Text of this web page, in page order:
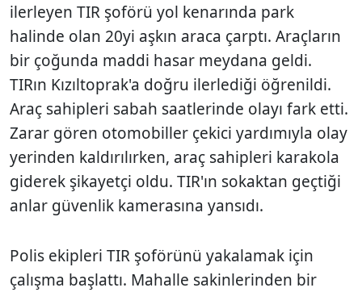
ilerleyen TIR şoförü yol kenarında park
halinde olan 20yi aşkın araca çarptı. Araçların
bir çoğunda maddi hasar meydana geldi.
TIRın Kızıltoprak'a doğru ilerlediği öğrenildi.
Araç sahipleri sabah saatlerinde olayı fark etti.
Zarar gören otomobiller çekici yardımıyla olay
yerinden kaldırılırken, araç sahipleri karakola
giderek şikayetçi oldu. TIR'ın sokaktan geçtiği
anlar güvenlik kamerasına yansıdı.
Polis ekipleri TIR şoförünü yakalamak için
çalışma başlattı. Mahalle sakinlerinden bir